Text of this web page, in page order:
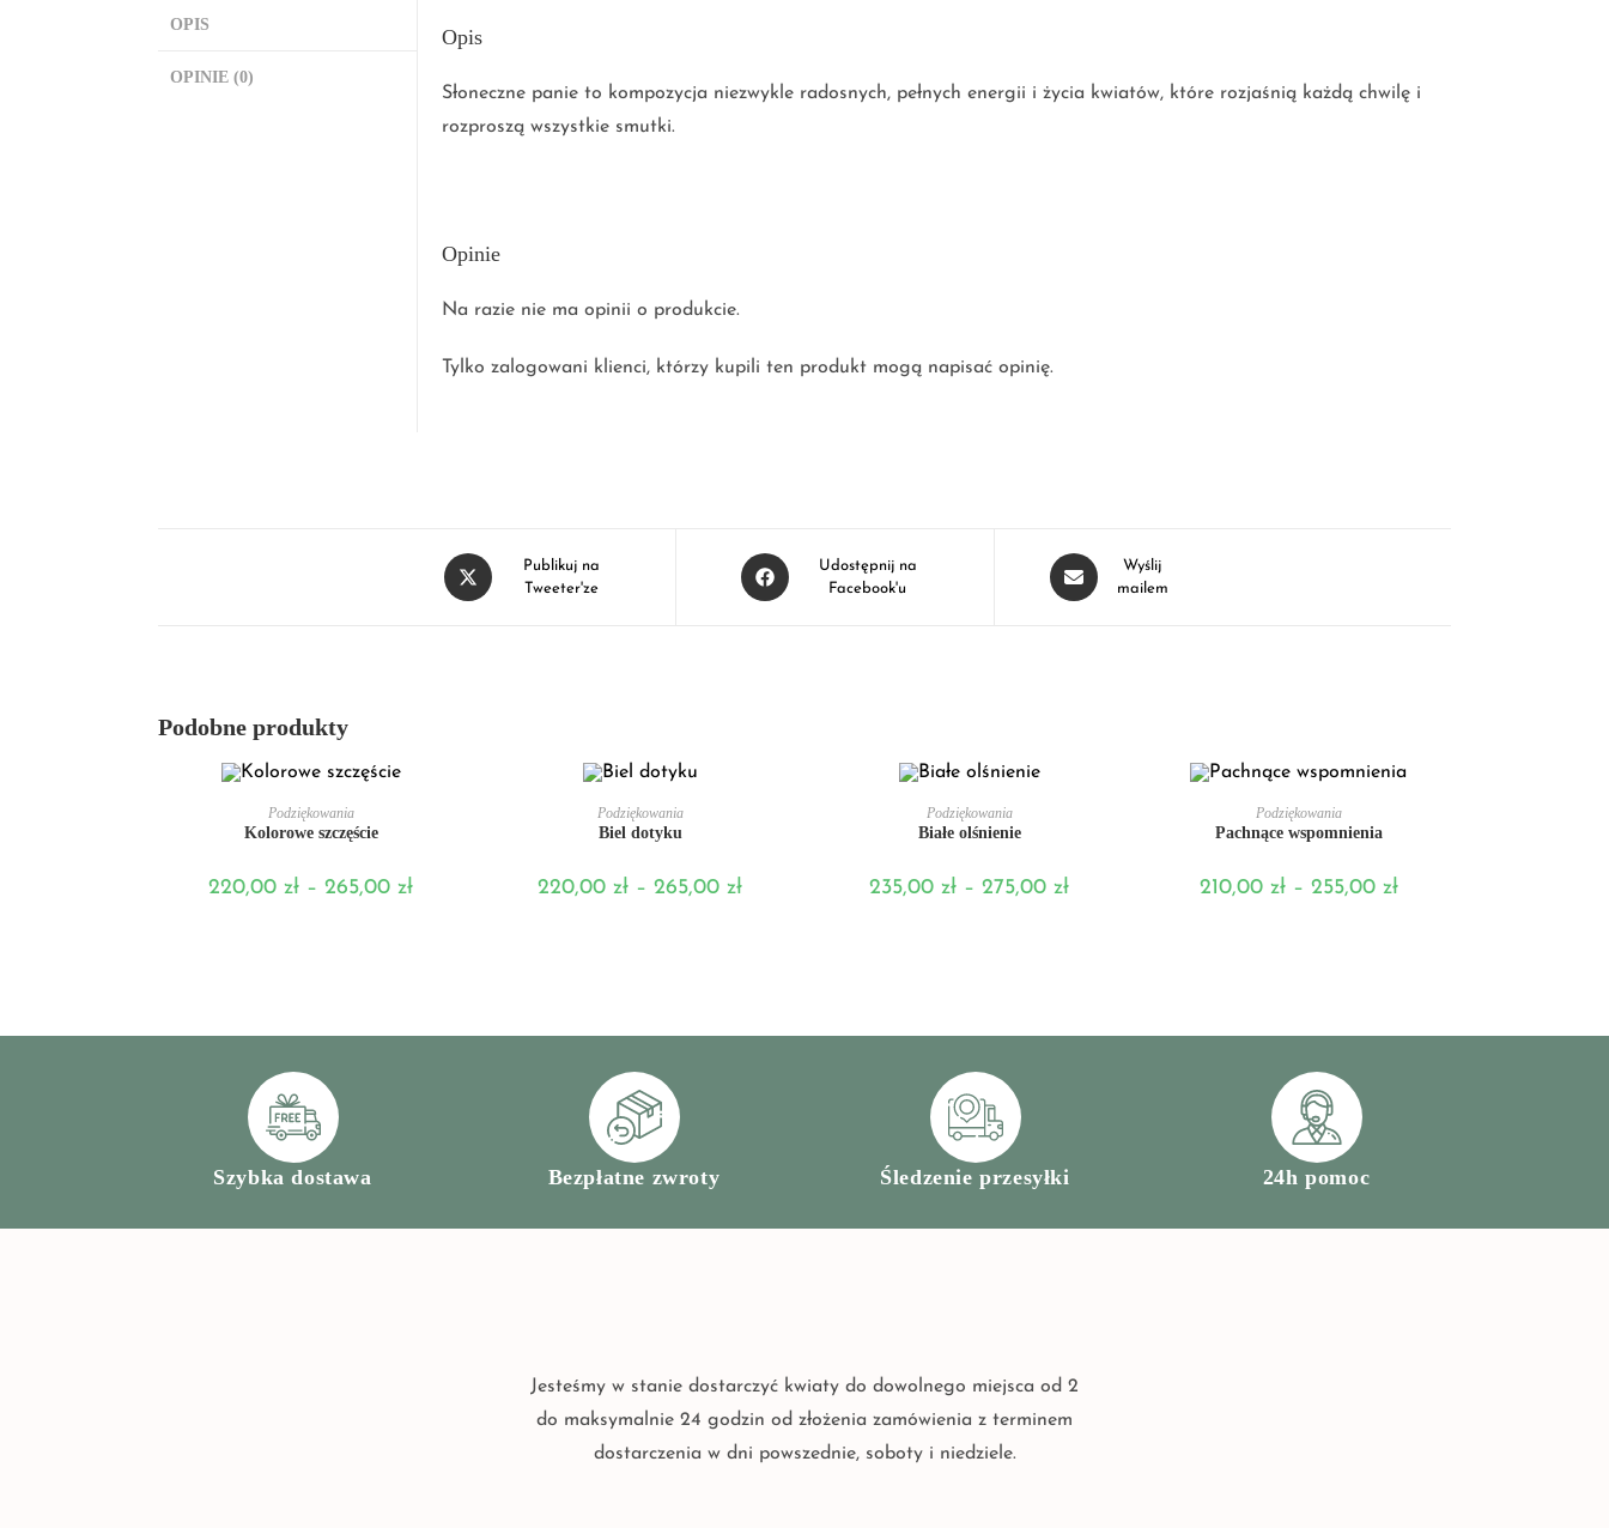
OPIS
OPINIE (0)
Opis
Słoneczne panie to kompozycja niezwykle radosnych, pełnych energii i życia kwiatów, które rozjaśnią każdą chwilę i
rozproszą wszystkie smutki.
Opinie
Na razie nie ma opinii o produkcie.
Tylko zalogowani klienci, którzy kupili ten produkt mogą napisać opinię.
Publikuj na
Tweeter'ze
Udostępnij na
Facebook'u
Wyślij
mailem
Podobne produkty
WYBIERZ OPCJE
Podziękowania
Kolorowe szczęście
220,00 zł – 265,00 zł
WYBIERZ OPCJE
Podziękowania
Biel dotyku
220,00 zł – 265,00 zł
WYBIERZ OPCJE
Podziękowania
Białe olśnienie
235,00 zł – 275,00 zł
WYBIERZ OPCJE
Podziękowania
Pachnące wspomnienia
210,00 zł – 255,00 zł
Szybka dostawa Bezpłatne zwroty Śledzenie przesyłki 24h pomoc
Jesteśmy w stanie dostarczyć kwiaty do dowolnego miejsca od 2
do maksymalnie 24 godzin od złożenia zamówienia z terminem
dostarczenia w dni powszednie, soboty i niedziele.